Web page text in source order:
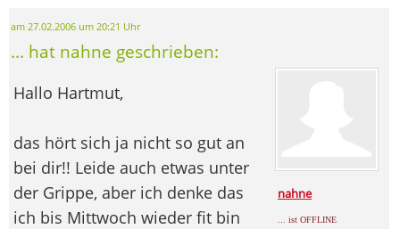
am 27.02.2006 um 20:21 Uhr
... hat nahne geschrieben:
nahne
... ist OFFLINE
Hallo Hartmut,
das hört sich ja nicht so gut an
bei dir!! Leide auch etwas unter
der Grippe, aber ich denke das
ich bis Mittwoch wieder fit bin